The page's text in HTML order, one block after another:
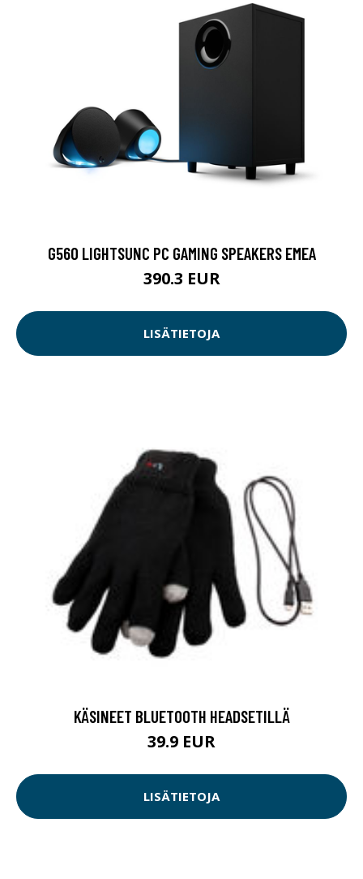
G560 LIGHTSUNC PC GAMING SPEAKERS EMEA
390.3 EUR
LISÄTIETOJA
KÄSINEET BLUETOOTH HEADSETILLÄ
39.9 EUR
LISÄTIETOJA